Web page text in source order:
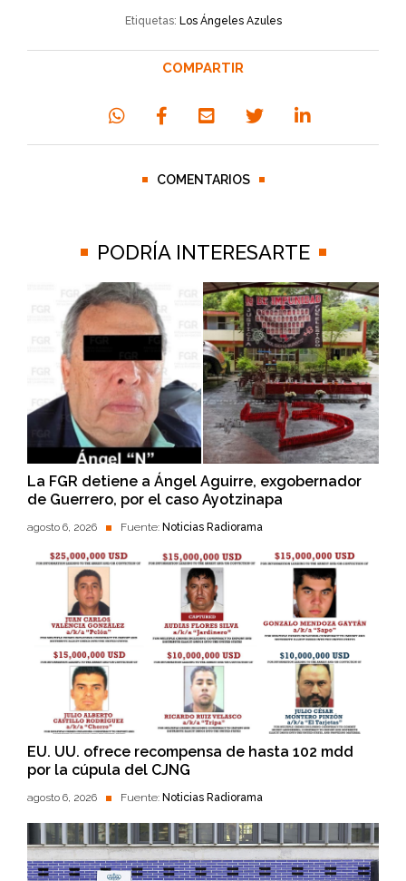
Etiquetas: Los Ángeles Azules
COMPARTIR
COMENTARIOS
PODRÍA INTERESARTE
La FGR detiene a Ángel Aguirre, exgobernador
de Guerrero, por el caso Ayotzinapa
agosto 6, 2026 Fuente: Noticias Radiorama
EU. UU. ofrece recompensa de hasta 102 mdd
por la cúpula del CJNG
agosto 6, 2026 Fuente: Noticias Radiorama